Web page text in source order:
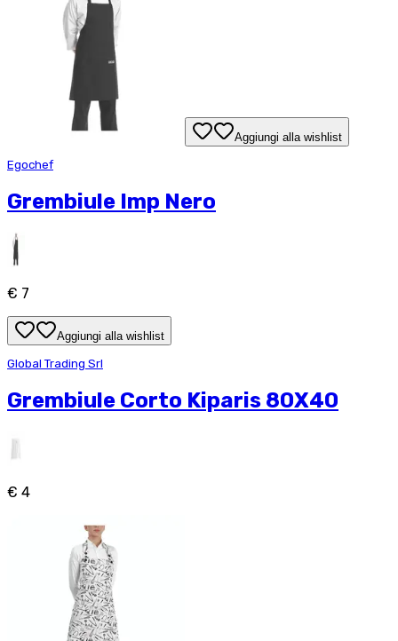
Aggiungi alla wishlist
Egochef
Grembiule Imp Nero
€ 7
Aggiungi alla wishlist
Global Trading Srl
Grembiule Corto Kiparis 80X40
€ 4